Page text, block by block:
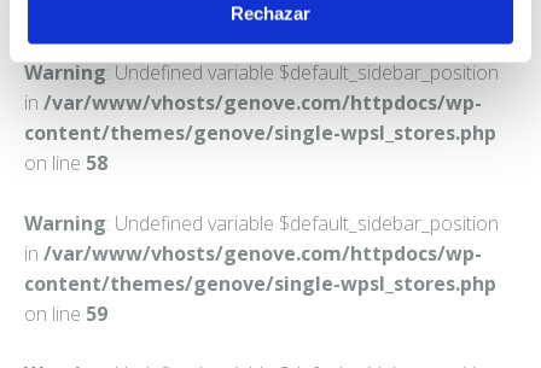
Rechazar
Warning: Undefined variable $default_sidebar_position
in /var/www/vhosts/genove.com/httpdocs/wp-
content/themes/genove/single-wpsl_stores.php
on line 58
Warning: Undefined variable $default_sidebar_position
in /var/www/vhosts/genove.com/httpdocs/wp-
content/themes/genove/single-wpsl_stores.php
on line 59